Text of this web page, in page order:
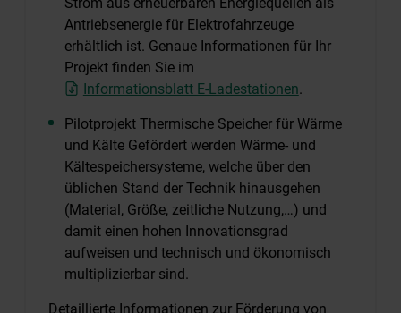
Antriebsenergie für Elektrofahrzeuge
erhältlich ist. Genaue Informationen für Ihr
Projekt finden Sie im
Informationsblatt E-Ladestationen.
Pilotprojekt Thermische Speicher für Wärme
und Kälte Gefördert werden Wärme- und
Kältespeichersysteme, welche über den
üblichen Stand der Technik hinausgehen
(Material, Größe, zeitliche Nutzung,…) und
damit einen hohen Innovationsgrad
aufweisen und technisch und ökonomisch
multiplizierbar sind.
Detaillierte Informationen zur Förderung von